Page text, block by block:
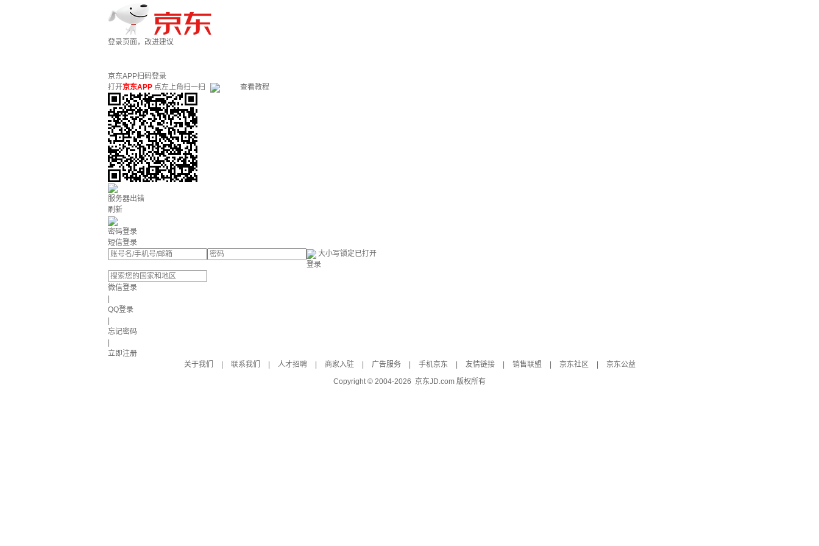
登录页面，改进建议
京东APP扫码登录
打开京东APP 点左上角扫一扫 查看教程
服务器出错
刷新
密码登录
短信登录
大小写锁定已打开
登录
微信登录
QQ登录
忘记密码
立即注册
关于我们
联系我们 人才招聘 商家入驻 广告服务 手机京东 友情链接 销售联盟 京东社区
京东公益
Copyright © 2004-2026 京东JD.com 版权所有